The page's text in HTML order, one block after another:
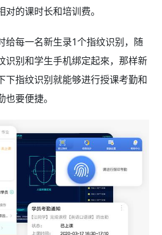
的课时长和培训费。
给每一名新生录1个指纹识别，随
识别和学生手机绑定起來，那样新
下指纹识别就能够进行授课考勤和
要便捷。